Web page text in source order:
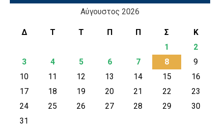
Αύγουστος 2026
Δ Τ Τ Π Π Σ
Κ
1
2
3
4 5 6 7 8
9
10
11 12 13 14 15
16
17
18 19 20 21 22
23
24
25 26 27 28 29
30
31